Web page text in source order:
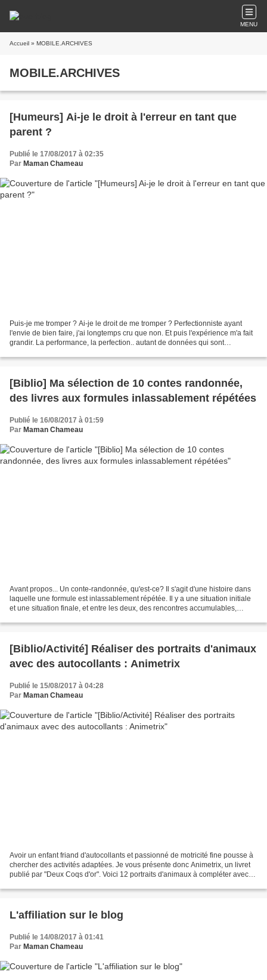
MENU
Accueil » MOBILE.ARCHIVES
MOBILE.ARCHIVES
[Humeurs] Ai-je le droit à l'erreur en tant que
parent ?
Publié le 17/08/2017 à 02:35
Par Maman Chameau
Puis-je me tromper ? Ai-je le droit de me tromper ? Perfectionniste ayant
l'envie de bien faire, j'ai longtemps cru que non. Et puis l'expérience m'a fait
grandir. La performance, la perfection.. autant de données qui sont
[Biblio] Ma sélection de 10 contes randonnée,
des livres aux formules inlassablement répétées
Publié le 16/08/2017 à 01:59
Par Maman Chameau
Avant propos... Un conte-randonnée, qu'est-ce? Il s'agit d'une histoire dans
laquelle une formule est inlassablement répétée. Il y a une situation initiale
et une situation finale, et entre les deux, des rencontres accumulables,
[Biblio/Activité] Réaliser des portraits d'animaux
avec des autocollants : Animetrix
Publié le 15/08/2017 à 04:28
Par Maman Chameau
Avoir un enfant friand d'autocollants et passionné de motricité fine pousse à
chercher des activités adaptées. Je vous présente donc Animetrix, un livret
publié par "Deux Coqs d'or". Voici 12 portraits d'animaux à compléter avec
L'affiliation sur le blog
Publié le 14/08/2017 à 01:41
Par Maman Chameau